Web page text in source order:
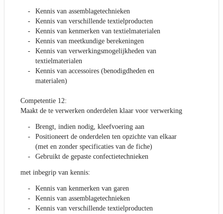
Kennis van assemblagetechnieken
Kennis van verschillende textielproducten
Kennis van kenmerken van textielmaterialen
Kennis van meetkundige berekeningen
Kennis van verwerkingsmogelijkheden van
textielmaterialen
Kennis van accessoires (benodigdheden en
materialen)
Competentie 12:
Maakt de te verwerken onderdelen klaar voor verwerking
Brengt, indien nodig, kleefvoering aan
Positioneert de onderdelen ten opzichte van elkaar
(met en zonder specificaties van de fiche)
Gebruikt de gepaste confectietechnieken
met inbegrip van kennis:
Kennis van kenmerken van garen
Kennis van assemblagetechnieken
Kennis van verschillende textielproducten